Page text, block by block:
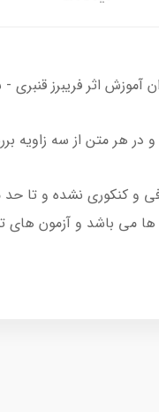
فریبرز قنبری - سامان فاضل
در هر متن از سه زاویه
و کنکوری نشده و
ها می باشد و آزمون